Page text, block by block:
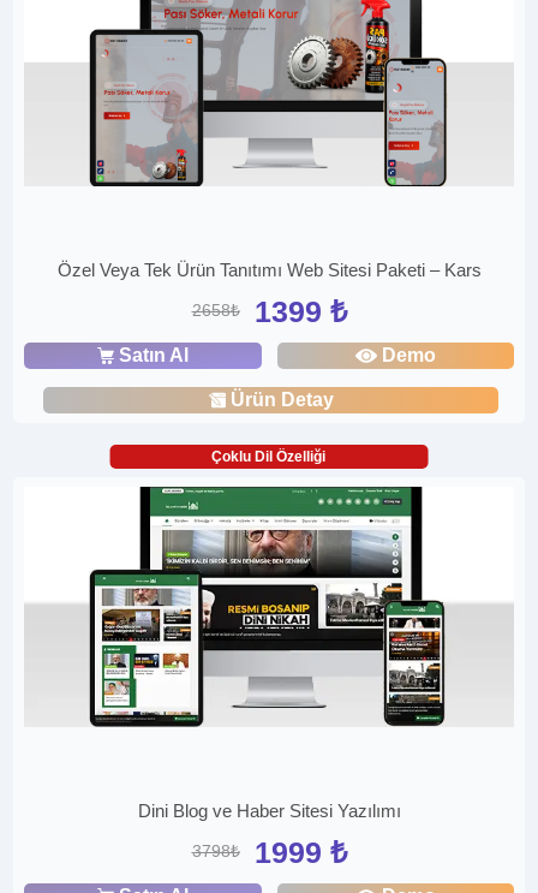
Özel Veya Tek Ürün Tanıtımı Web Sitesi Paketi – Kars
2658₺ 1399 ₺
Satın Al Demo
Ürün Detay
Çoklu Dil Özelliği
Dini Blog ve Haber Sitesi Yazılımı
3798₺ 1999 ₺